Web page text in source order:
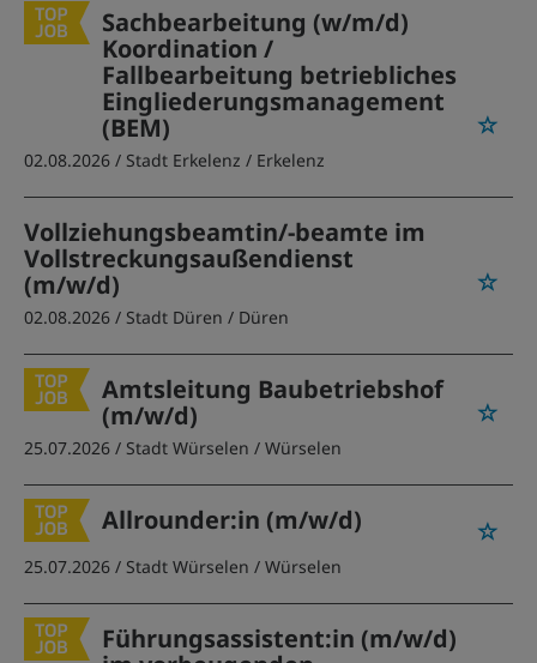
Sachbearbeitung (w/m/d)
Koordination /
Fallbearbeitung betriebliches
Eingliederungsmanagement
(BEM)
02.08.2026 / Stadt Erkelenz / Erkelenz
Vollziehungsbeamtin/-beamte im
Vollstreckungsaußendienst
(m/w/d)
02.08.2026 / Stadt Düren / Düren
Amtsleitung Baubetriebshof
(m/w/d)
25.07.2026 / Stadt Würselen / Würselen
Allrounder:in (m/w/d)
25.07.2026 / Stadt Würselen / Würselen
Führungsassistent:in (m/w/d)